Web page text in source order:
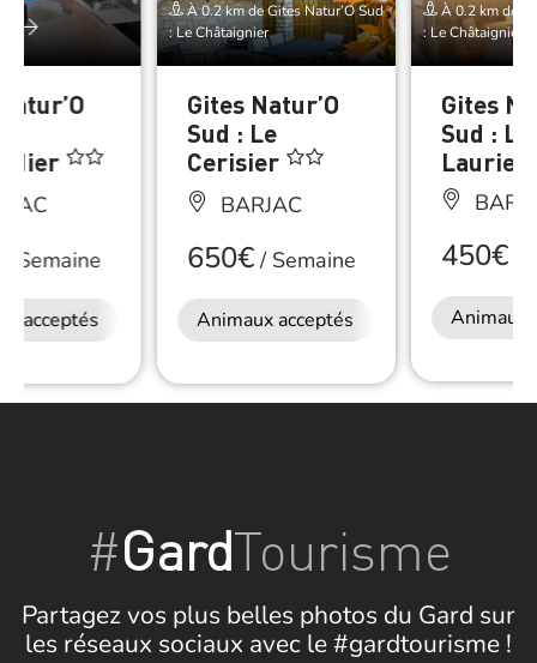
Semaine
acceptés Restauration
À 0.2 km de Gites Natur’O Sud
: Le Châtaignier
Gites Natur’O
Sud : Le
Cerisier
BARJAC
650€/Semaine
Animaux acceptés Restauration
À 0.2 km de
: Le Châtaignier
Gites
Sud : Le
Laurier
450€/
Animaux
#GardTourisme
Partagez vos plus belles photos du Gard sur
les réseaux sociaux avec le #gardtourisme !